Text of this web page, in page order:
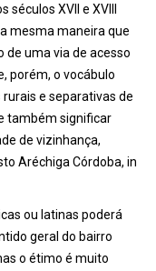
séculos XVII e XVIII
mesma maneira que
de uma via de acesso
porém, o vocábulo
e separativas de
também significar
de vizinhança,
Aréchiga Córdoba, in
ou latinas poderá
geral do bairro
o étimo é muito